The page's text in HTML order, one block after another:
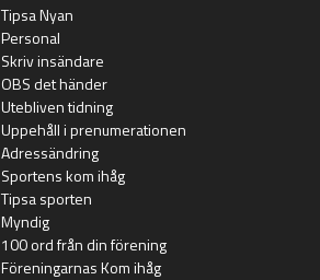
Tipsa Nyan
Personal
Skriv insändare
OBS det händer
Utebliven tidning
Uppehåll i prenumerationen
Adressändring
Sportens kom ihåg
Tipsa sporten
Myndig
100 ord från din förening
Föreningarnas Kom ihåg